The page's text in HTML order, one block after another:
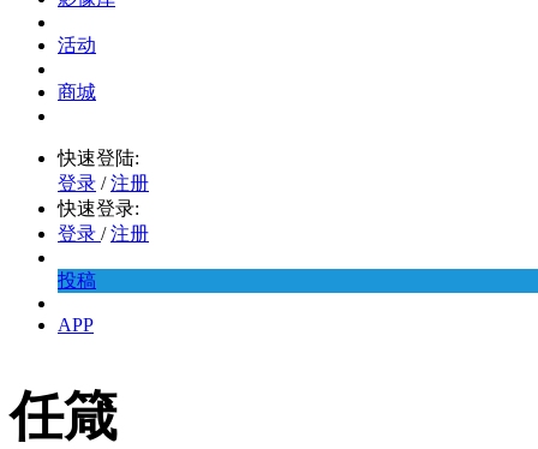
活动
商城
快速登陆:
登录 / 注册
快速登录:
登录 / 注册
投稿
APP
任箴